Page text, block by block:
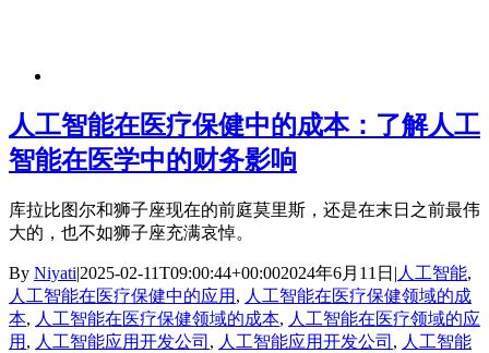
人工智能在医疗保健中的成本：了解人工
智能在医学中的财务影响
库拉比图尔和狮子座现在的前庭莫里斯，还是在末日之前最伟
大的，也不如狮子座充满哀悼。
By Niyati|2025-02-11T09:00:44+00:002024年6月11日 | 人工智能,
人工智能在医疗保健中的应用 , 人工智能在医疗保健领域的成
本, 人工智能在医疗保健领域的成本, 人工智能在医疗领域的应
用 , 人工智能应用开发公司 , 人工智能应用开发公司 , 人工智能